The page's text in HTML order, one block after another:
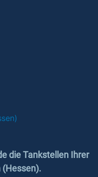
die Tankstellen Ihrer
(Hessen).